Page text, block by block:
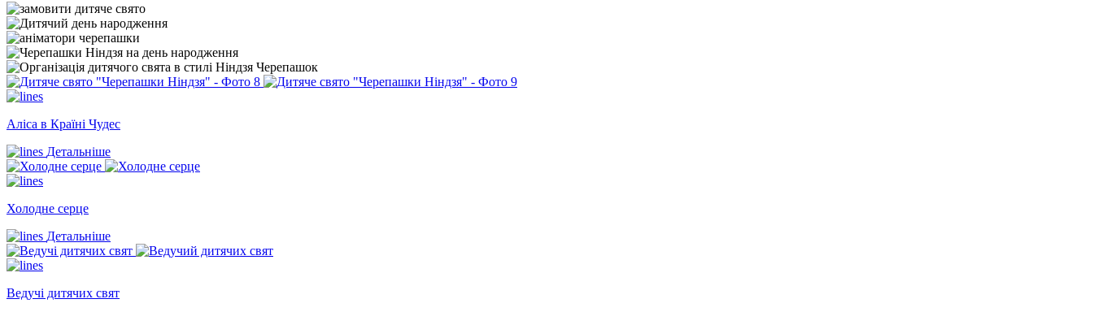
Аліса в Країні Чудес
Детальніше
Холодне серце
Детальніше
Ведучі дитячих свят